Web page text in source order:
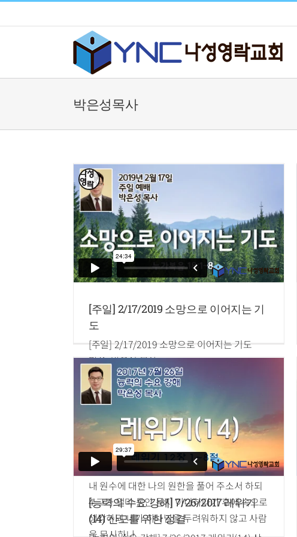
to
박은성목사
[주일] 2/17/2019 소망으로 이어지는 기
도
[주일] 2/17/2019 소망으로 이어지는 기도
말씀: 박은성 목사
누가복음 18:1~8
1.예수께서 그들에게 항상 기도하고 낙심하지
말아야 할 것을 비유로 말씀하여
2.이르시되 어떤 도시에 하나님을 두려워하지
않고 사람을 무시하는 한 재판장이 있는데
3.그 도시에 한 과부가 있어 자주 그에게 가서
내 원수에 대한 나의 원한을 풀어 주소서 하되
4.그가 얼마 동안 듣지 아니하다가 후에 속으로
생각하되 내가 하나님을 두려워하지 않고 사람
을 무시하나
[능력의 수요 강해] 7/26/2017 레위기
(14) 산모를 위한 정결